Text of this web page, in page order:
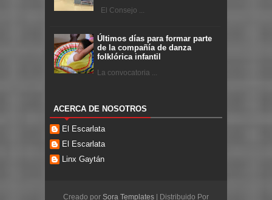
El Consejo ...
Últimos días para formar parte
de la compañía de danza
folklórica infantil
La convocatoria ...
ACERCA DE NOSOTROS
El Escarlata
El Escarlata
Linx Gaytán
Creado por Sora Templates | Distribuido Por